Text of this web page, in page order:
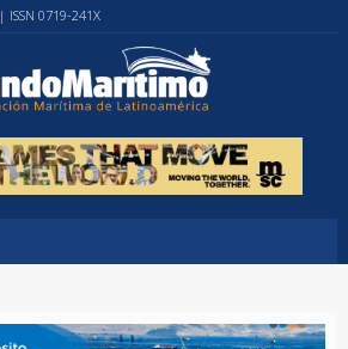
| ISSN 0719-241X